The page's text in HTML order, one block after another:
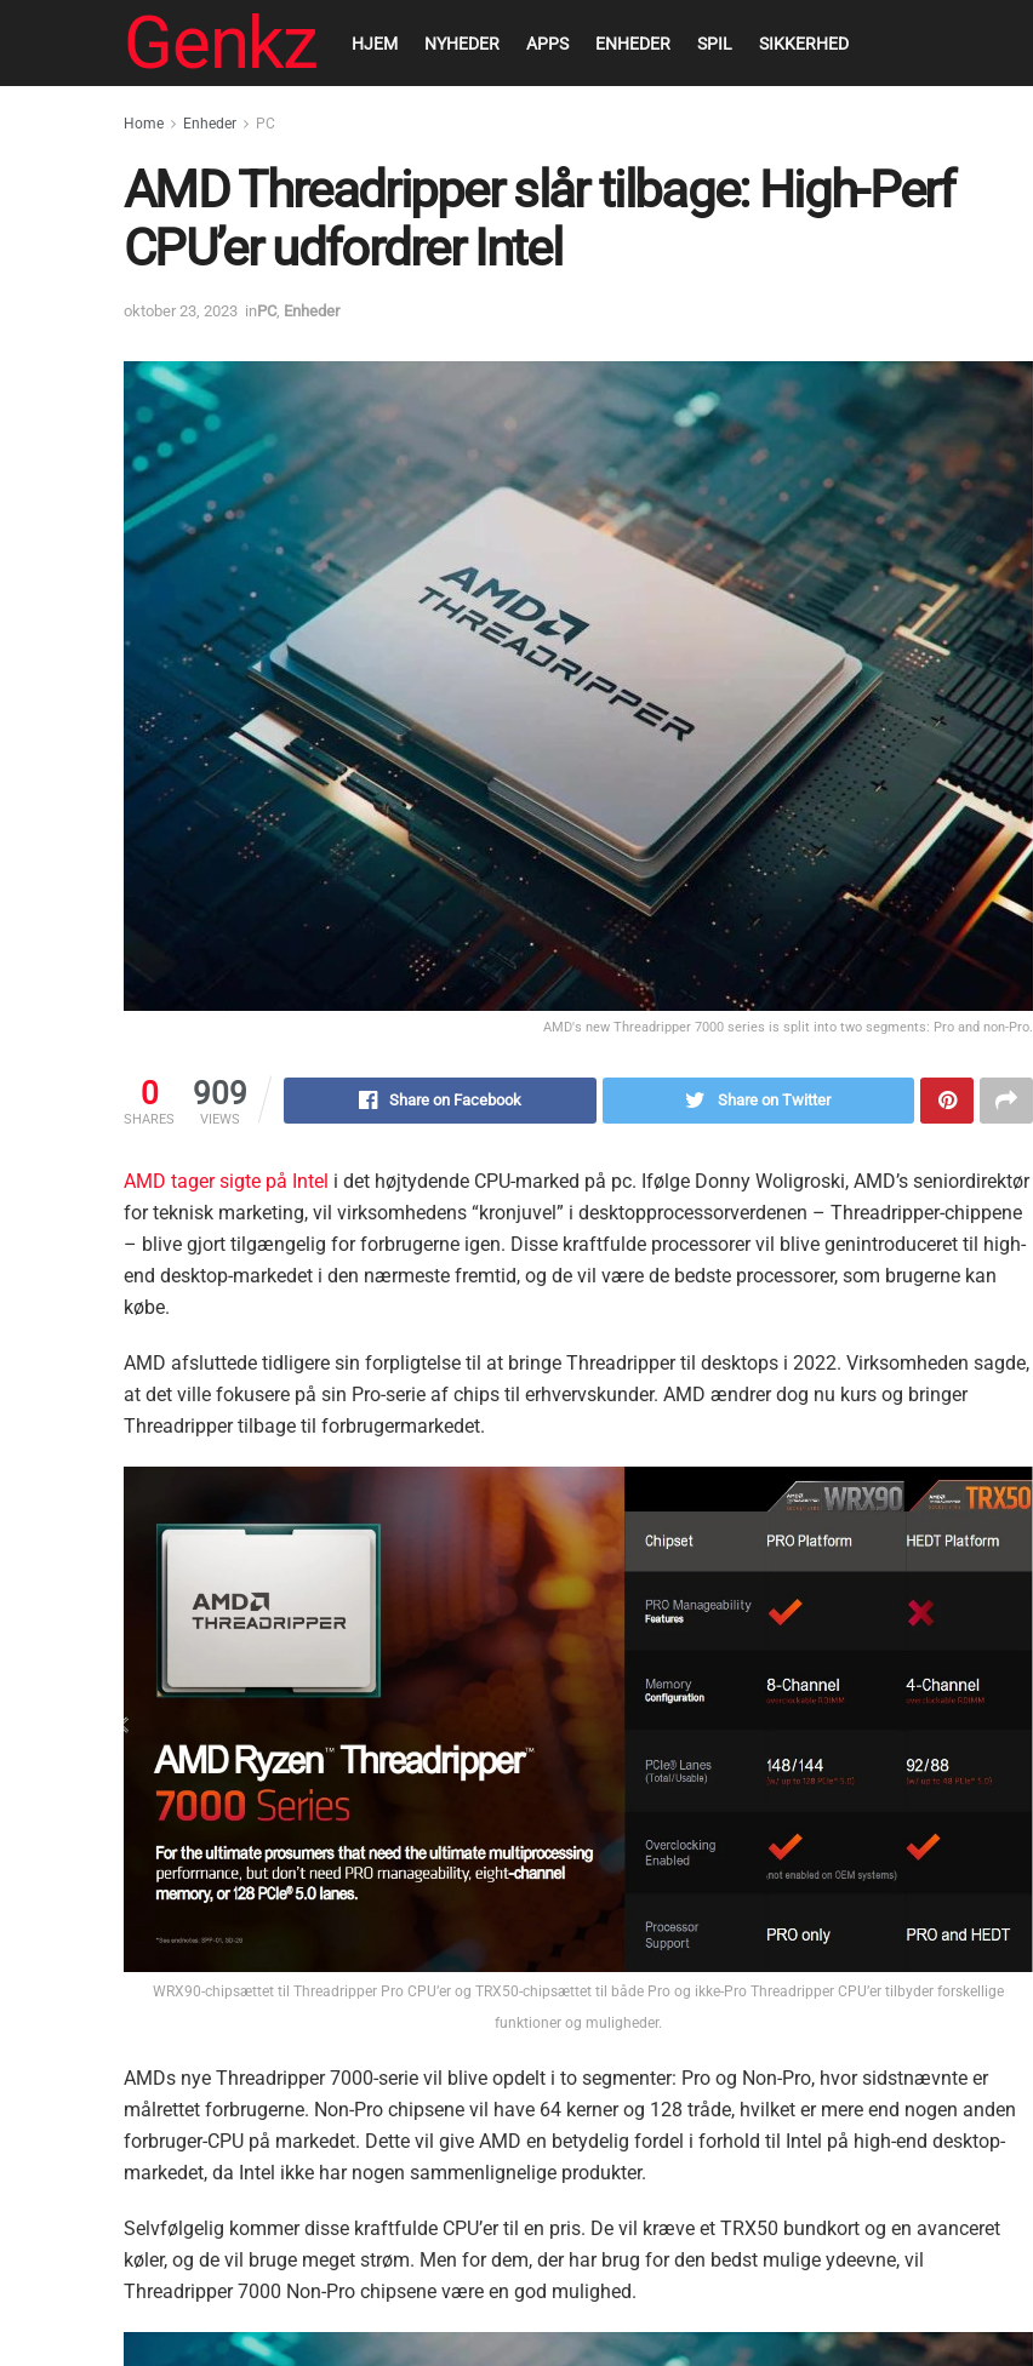
Genkz HJEM NYHEDER APPS ENHEDER SPIL SIKKERHED
Home Enheder PC
AMD Threadripper slår tilbage: High-Perf
CPU’er udfordrer Intel
oktober 23, 2023 inPC, Enheder
AMD's new Threadripper 7000 series is split into two segments: Pro and non-Pro.
0
SHARES
909
VIEWS
Share on Facebook Share on Twitter
AMD tager sigte på Intel i det højtydende CPU-marked på pc. Ifølge Donny Woligroski, AMD’s seniordirektør
for teknisk marketing, vil virksomhedens “kronjuvel” i desktopprocessorverdenen – Threadripper-chippene
– blive gjort tilgængelig for forbrugerne igen. Disse kraftfulde processorer vil blive genintroduceret til high-
end desktop-markedet i den nærmeste fremtid, og de vil være de bedste processorer, som brugerne kan
købe.
AMD afsluttede tidligere sin forpligtelse til at bringe Threadripper til desktops i 2022. Virksomheden sagde,
at det ville fokusere på sin Pro-serie af chips til erhvervskunder. AMD ændrer dog nu kurs og bringer
Threadripper tilbage til forbrugermarkedet.
WRX90-chipsættet til Threadripper Pro CPU’er og TRX50-chipsættet til både Pro og ikke-Pro Threadripper CPU’er tilbyder forskellige
funktioner og muligheder.
AMDs nye Threadripper 7000-serie vil blive opdelt i to segmenter: Pro og Non-Pro, hvor sidstnævnte er
målrettet forbrugerne. Non-Pro chipsene vil have 64 kerner og 128 tråde, hvilket er mere end nogen anden
forbruger-CPU på markedet. Dette vil give AMD en betydelig fordel i forhold til Intel på high-end desktop-
markedet, da Intel ikke har nogen sammenlignelige produkter.
Selvfølgelig kommer disse kraftfulde CPU’er til en pris. De vil kræve et TRX50 bundkort og en avanceret
køler, og de vil bruge meget strøm. Men for dem, der har brug for den bedst mulige ydeevne, vil
Threadripper 7000 Non-Pro chipsene være en god mulighed.